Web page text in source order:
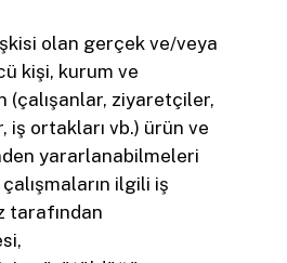
olan gerçek ve/veya
kişi, kurum ve
(çalışanlar, ziyaretçiler,
iş ortakları vb.) ürün ve
yararlanabilmeleri
ilgili iş
tarafından